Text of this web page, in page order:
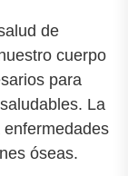
de
cuerpo
para
La
óseas.